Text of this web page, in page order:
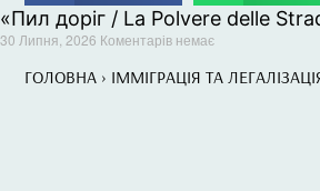
«Пил доріг / La Polvere delle
30 Липня, 2026 Коментарів немає
ГОЛОВНА › ІММІГРАЦІЯ ТА